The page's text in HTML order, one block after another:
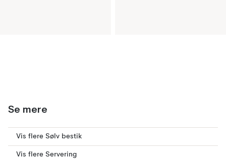
Se mere
Vis flere Sølv bestik
Vis flere Servering